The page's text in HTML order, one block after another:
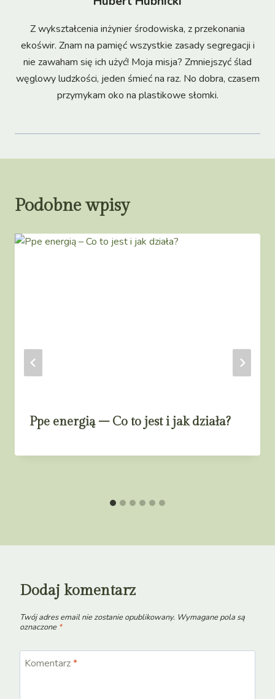
Z wykształcenia inżynier środowiska, z przekonania
ekoświr. Znam na pamięć wszystkie zasady segregacji i
nie zawaham się ich użyć! Moja misja? Zmniejszyć ślad
węglowy ludzkości, jeden śmieć na raz. No dobra, czasem
przymykam oko na plastikowe słomki.
Podobne wpisy
Ppe energią – Co to jest i jak działa?
Dodaj komentarz
Twój adres email nie zostanie opublikowany. Wymagane pola są
oznaczone *
Komentarz*